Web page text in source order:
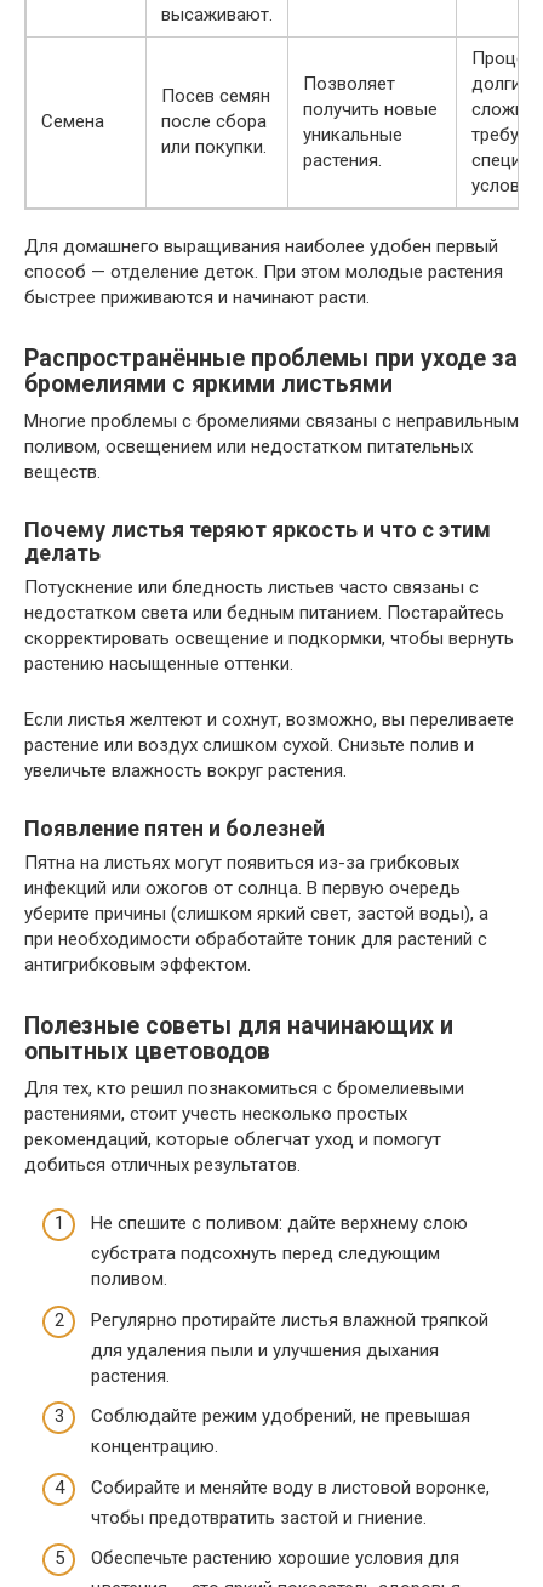
высаживают.
Семена
Посев семян
после сбора
или покупки.
Позволяет
получить новые
уникальные
растения.
долгий
требуют
условий.
Для домашнего выращивания наиболее удобен первый
способ — отделение деток. При этом молодые растения
быстрее приживаются и начинают расти.
Распространённые проблемы при уходе за
бромелиями с яркими листьями
Многие проблемы с бромелиями связаны с неправильным
поливом, освещением или недостатком питательных
веществ.
Почему листья теряют яркость и что с этим
делать
Потускнение или бледность листьев часто связаны с
недостатком света или бедным питанием. Постарайтесь
скорректировать освещение и подкормки, чтобы вернуть
растению насыщенные оттенки.
Если листья желтеют и сохнут, возможно, вы переливаете
растение или воздух слишком сухой. Снизьте полив и
увеличьте влажность вокруг растения.
Появление пятен и болезней
Пятна на листьях могут появиться из-за грибковых
инфекций или ожогов от солнца. В первую очередь
уберите причины (слишком яркий свет, застой воды), а
при необходимости обработайте тоник для растений с
антигрибковым эффектом.
Полезные советы для начинающих и
опытных цветоводов
Для тех, кто решил познакомиться с бромелиевыми
растениями, стоит учесть несколько простых
рекомендаций, которые облегчат уход и помогут
добиться отличных результатов.
Не спешите с поливом: дайте верхнему слою
субстрата подсохнуть перед следующим
поливом.
Регулярно протирайте листья влажной тряпкой
для удаления пыли и улучшения дыхания
растения.
Соблюдайте режим удобрений, не превышая
концентрацию.
Собирайте и меняйте воду в листовой воронке,
чтобы предотвратить застой и гниение.
Обеспечьте растению хорошие условия для